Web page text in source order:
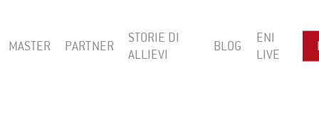
MASTER PARTNER
STORIE DI
ALLIEVI
BLOG
ENI
LIVE